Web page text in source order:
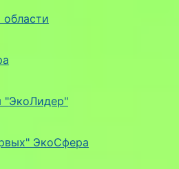
"ЭкоЛидер"
ЭкоСфера